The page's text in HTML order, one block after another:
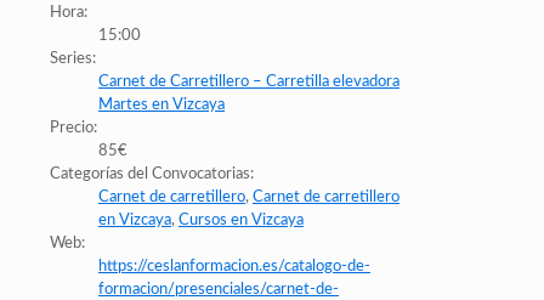
Hora:
15:00
Series:
Carnet de Carretillero – Carretilla elevadora
Martes en Vizcaya
Precio:
85€
Categorías del Convocatorias:
Carnet de carretillero, Carnet de carretillero
en Vizcaya, Cursos en Vizcaya
Web:
https://ceslanformacion.es/catalogo-de-
formacion/presenciales/carnet-de-